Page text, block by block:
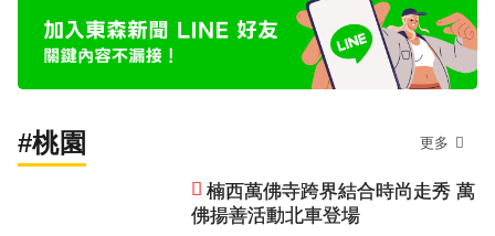
#桃園 更多
楠西萬佛寺跨界結合時尚走秀 萬
佛揚善活動北車登場